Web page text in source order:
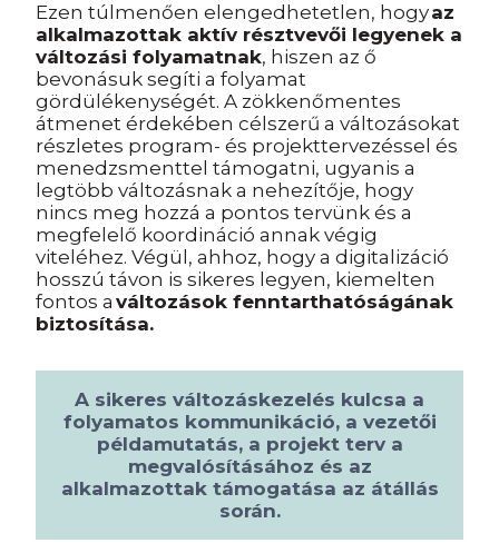
Ezen túlmenően elengedhetetlen, hogyaz
alkalmazottak aktív résztvevői legyenek a
változási folyamatnak, hiszen az ő
bevonásuk segíti a folyamat
gördülékenységét. A zökkenőmentes
átmenet érdekében célszerű a változásokat
részletes program- és projekttervezéssel és
menedzsmenttel támogatni, ugyanis a
legtöbb változásnak a nehezítője, hogy
nincs meg hozzá a pontos tervünk és a
megfelelő koordináció annak végig
viteléhez. Végül, ahhoz, hogy a digitalizáció
hosszú távon is sikeres legyen, kiemelten
fontos a változások fenntarthatóságának
biztosítása.
A sikeres változáskezelés kulcsa a
folyamatos kommunikáció, a vezetői
példamutatás, a projekt terv a
megvalósításához és az
alkalmazottak támogatása az átállás
során.